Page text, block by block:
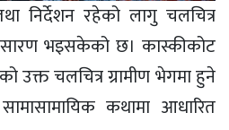
निर्देशन रहेको लागु चलचित्र
भइसकेको छ। कास्कीकोट
उक्त चलचित्र ग्रामीण भेगमा हुने
कथामा आधारित